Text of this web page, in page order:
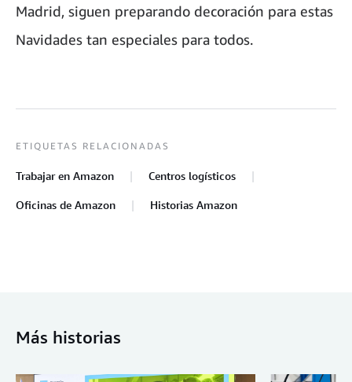
Madrid, siguen preparando decoración para estas
Navidades tan especiales para todos.
ETIQUETAS RELACIONADAS
Trabajar en Amazon Centros logísticos
Oficinas de Amazon Historias Amazon
Más historias